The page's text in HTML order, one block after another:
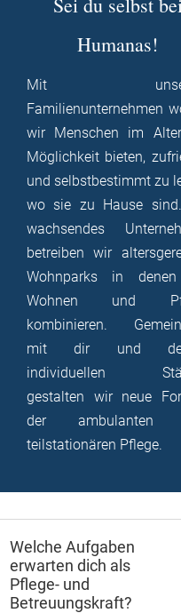
Humanas!
Mit
Familienunternehmen
wir Menschen im
Möglichkeit bieten,
und selbstbestimmt zu
wo sie zu Hause
wachsendes
betreiben wir
Wohnparks in
Wohnen und
kombinieren.
mit dir und
individuellen
gestalten wir neue
der ambulanten
teilstationären Pflege.
Welche Aufgaben
erwarten dich als
Pflege- und
Betreuungskraft?